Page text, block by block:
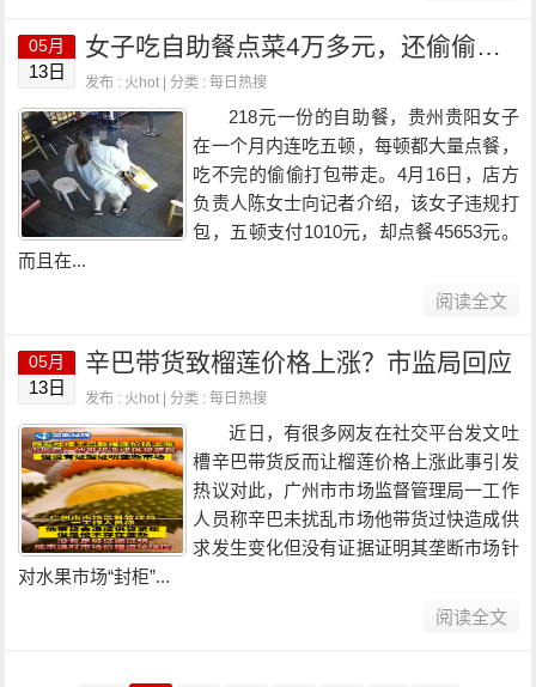
05月
13日
女子吃自助餐点菜4万多元，还偷偷打包！店方起诉
发布 : 火hot | 分类 :每日热搜
218元一份的自助餐，贵州贵阳女子
在一个月内连吃五顿，每顿都大量点餐，
吃不完的偷偷打包带走。4月16日，店方
负责人陈女士向记者介绍，该女子违规打
包，五顿支付1010元，却点餐45653元。
而且在...
阅读全文
05月
13日
辛巴带货致榴莲价格上涨？市监局回应
发布 : 火hot | 分类 :每日热搜
近日，有很多网友在社交平台发文吐
槽辛巴带货反而让榴莲价格上涨此事引发
热议对此，广州市市场监督管理局一工作
人员称辛巴未扰乱市场他带货过快造成供
求发生变化但没有证据证明其垄断市场针
对水果市场“封柜”...
阅读全文